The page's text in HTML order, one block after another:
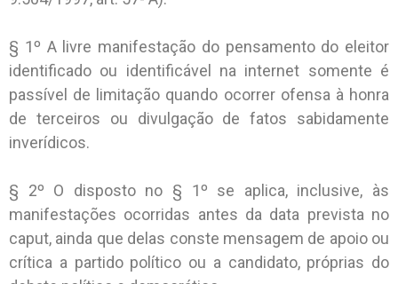
§ 1º A livre manifestação do pensamento do eleitor
identificado ou identificável na internet somente é
passível de limitação quando ocorrer ofensa à honra
de terceiros ou divulgação de fatos sabidamente
inverídicos.
§ 2º O disposto no § 1º se aplica, inclusive, às
manifestações ocorridas antes da data prevista no
caput, ainda que delas conste mensagem de apoio ou
crítica a partido político ou a candidato, próprias do